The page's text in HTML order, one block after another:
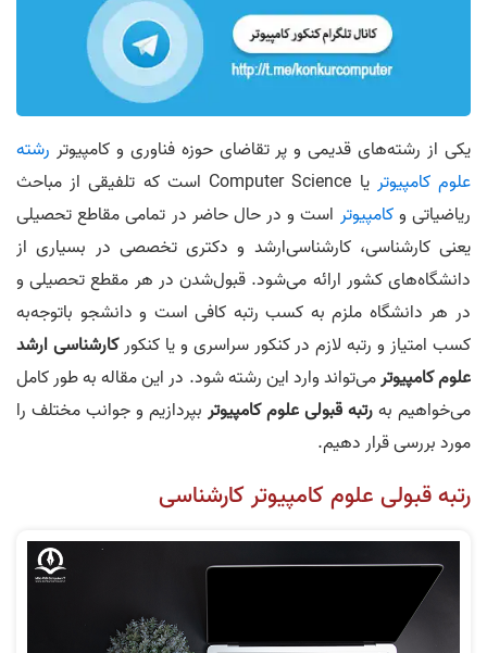
یکی از رشته‌های قدیمی و پر تقاضای حوزه فناوری و کامپیوتر رشته
علوم کامپیوتر
یا Computer Science است که تلفیقی از مباحث
ریاضیاتی وکامپیوتر است و در حال حاضر در تمامی مقاطع تحصیلی
یعنی کارشناسی، کارشناسی‌ارشد و دکتری تخصصی در بسیاری از
دانشگاه‌های کشور ارائه می‌شود. قبول‌شدن در هر مقطع تحصیلی و
در هر دانشگاه ملزم به کسب رتبه کافی است و دانشجو باتوجه‌به
کسب امتیاز و رتبه لازم در کنکور سراسری و یا کنکورکارشناسی ارشد
علوم کامپیوترمی‌تواند وارد این رشته شود. در این مقاله به طور کامل
می‌خواهیم بهرتبه قبولی علوم کامپیوتر بپردازیم و جوانب مختلف را
مورد بررسی قرار دهیم.
رتبه قبولی علوم کامپیوتر کارشناسی